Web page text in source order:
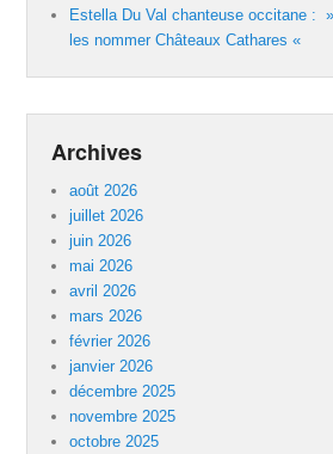
Estella Du Val chanteuse occitane :
les nommer Châteaux Cathares «
Archives
août 2026
juillet 2026
juin 2026
mai 2026
avril 2026
mars 2026
février 2026
janvier 2026
décembre 2025
novembre 2025
octobre 2025